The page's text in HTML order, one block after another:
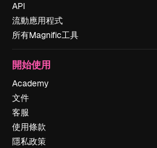
API
流動應用程式
所有Magnific工具
開始使用
Academy
文件
客服
使用條款
隱私政策